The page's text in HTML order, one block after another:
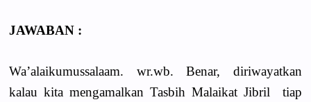
JAWABAN :
Wa’alaikumussalaam. wr.wb. Benar, diriwayatkan
kalau kita mengamalkan Tasbih Malaikat Jibril tiap